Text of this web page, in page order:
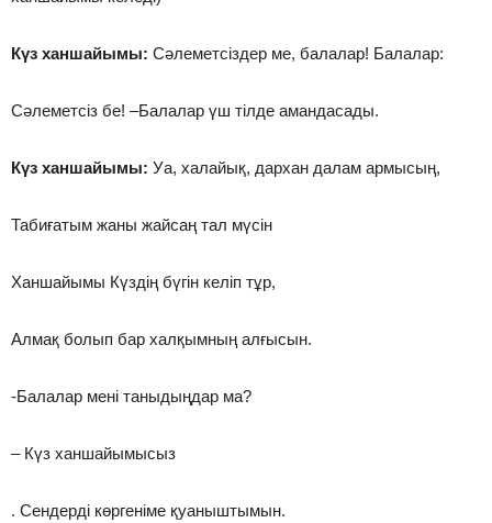
Күз ханшайымы: Сәлеметсіздер ме, балалар! Балалар:
Сәлеметсіз бе! –Балалар үш тілде амандасады.
Күз ханшайымы: Уа, халайық, дархан далам армысың,
Табиғатым жаны жайсаң тал мүсін
Ханшайымы Күздің бүгін келіп тұр,
Алмақ болып бар халқымның алғысын.
-Балалар мені таныдыңдар ма?
– Күз ханшайымысыз
. Сендерді көргеніме қуаныштымын.